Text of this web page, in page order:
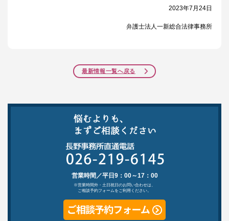
​2023年7月24日
弁護士法人一新総合法律事務所
最新情報一覧へ戻る
営業時間／平日9：00～17：00
※営業時間外・土日祝日のお問い合わせは、
ご相談予約フォームをご利用ください。